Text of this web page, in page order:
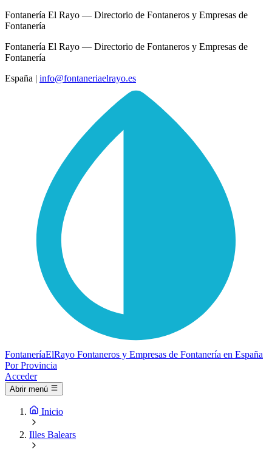
Fontanería El Rayo — Directorio de Fontaneros y Empresas de
Fontanería
Fontanería El Rayo — Directorio de Fontaneros y Empresas de
Fontanería
España | info@fontaneriaelrayo.es
FontaneríaElRayo Fontaneros y Empresas de Fontanería en España
Por Provincia
Acceder
Abrir menú
Inicio
Illes Balears